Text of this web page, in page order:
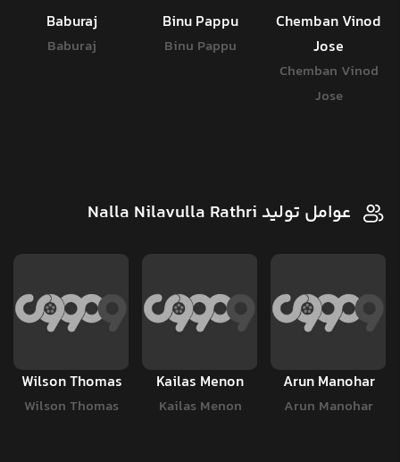
Chemban Vinod
Jose
Chemban Vinod
Jose
Binu Pappu
Binu Pappu
Baburaj
Baburaj
عوامل تولید Nalla Nilavulla Rathri
Arun Manohar
Arun Manohar
Kailas Menon
Kailas Menon
Wilson Thomas
Wilson Thomas